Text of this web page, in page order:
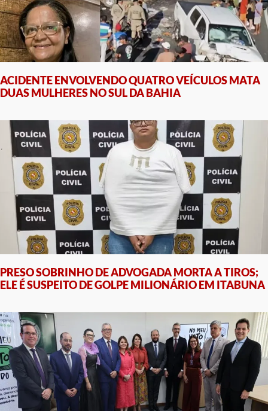
ACIDENTE ENVOLVENDO QUATRO VEÍCULOS MATA
DUAS MULHERES NO SUL DA BAHIA
PRESO SOBRINHO DE ADVOGADA MORTA A TIROS;
ELE É SUSPEITO DE GOLPE MILIONÁRIO EM ITABUNA